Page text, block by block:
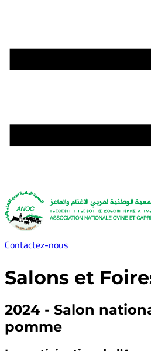
Contactez-nous
Salons et
2024 - Salon
pomme